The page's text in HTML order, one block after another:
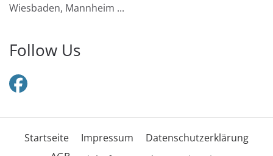
Wiesbaden, Mannheim ...
Follow Us
Startseite Impressum
Datenschutzerklärung